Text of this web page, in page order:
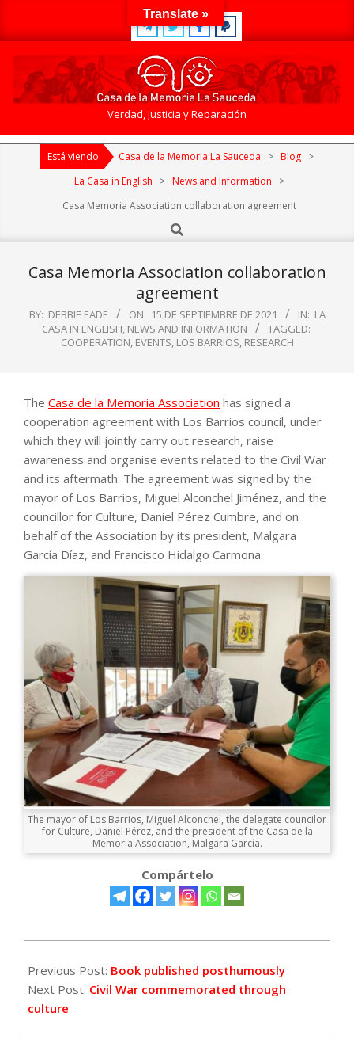
de
Memoria
Verdad, Justicia y Reparación
Primary
NavigationEstá viendo: Casa de la Memoria La Sauceda > Blog >
La Casa in English
> News and Information
>
Casa Memoria Association collaboration agreement
Search
Casa Memoria Association collaboration
agreement
BY: DEBBIE EADE ON: 15 DE SEPTIEMBRE DE 2021 IN: LA
CASA IN ENGLISH, NEWS AND INFORMATION
TAGGED:
COOPERATION, EVENTS, LOS BARRIOS, RESEARCH
The Casa de la Memoria Association has signed a
cooperation agreement with Los Barrios council, under
which they will jointly carry out research, raise
awareness and organise events related to the Civil War
and its aftermath. The agreement was signed by the
mayor of Los Barrios, Miguel Alconchel Jiménez, and the
councillor for Culture, Daniel Pérez Cumbre, and on
behalf of the Association by its president, Malgara
García Díaz, and Francisco Hidalgo Carmona.
The mayor of Los Barrios, Miguel Alconchel, the delegate councilor
for Culture, Daniel Pérez, and the president of the Casa de la
Memoria Association, Malgara García.
Compártelo
09-
15
Previous Post: Book published posthumously
Next Post: Civil War commemorated through
culture
Translate »